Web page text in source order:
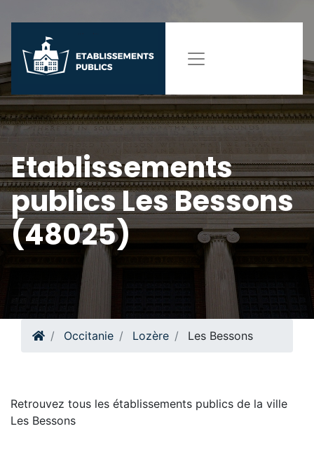
Etablissements
publics Les Bessons
(48025)
Occitanie Lozère Les Bessons
Retrouvez tous les établissements publics de la ville
Les Bessons